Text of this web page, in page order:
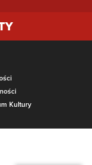
Kultury